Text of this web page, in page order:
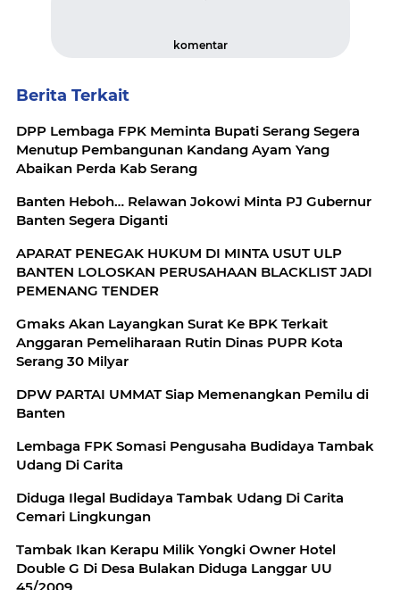
komentar
Berita Terkait
DPP Lembaga FPK Meminta Bupati Serang Segera
Menutup Pembangunan Kandang Ayam Yang
Abaikan Perda Kab Serang
Banten Heboh… Relawan Jokowi Minta PJ Gubernur
Banten Segera Diganti
APARAT PENEGAK HUKUM DI MINTA USUT ULP
BANTEN LOLOSKAN PERUSAHAAN BLACKLIST JADI
PEMENANG TENDER
Gmaks Akan Layangkan Surat Ke BPK Terkait
Anggaran Pemeliharaan Rutin Dinas PUPR Kota
Serang 30 Milyar
DPW PARTAI UMMAT Siap Memenangkan Pemilu di
Banten
Lembaga FPK Somasi Pengusaha Budidaya Tambak
Udang Di Carita
Diduga Ilegal Budidaya Tambak Udang Di Carita
Cemari Lingkungan
Tambak Ikan Kerapu Milik Yongki Owner Hotel
Double G Di Desa Bulakan Diduga Langgar UU